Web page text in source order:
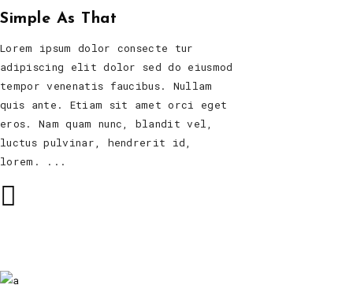
Simple As That
Lorem ipsum dolor consecte tur
adipiscing elit dolor sed do eiusmod
tempor venenatis faucibus. Nullam
quis ante. Etiam sit amet orci eget
eros. Nam quam nunc, blandit vel,
luctus pulvinar, hendrerit id,
lorem.